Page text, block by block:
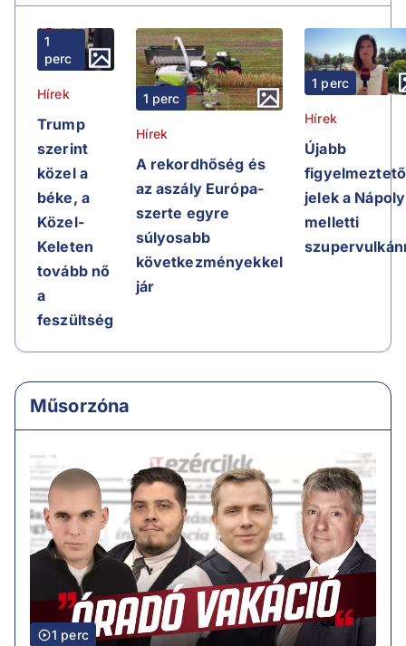
1
perc
Hírek
Trump
szerint
közel a
béke, a
Közel-
Keleten
tovább nő
a
feszültség
1 perc
Hírek
A rekordhőség és
az aszály Európa-
szerte egyre
súlyosabb
következményekkel
jár
1 perc
Hírek
Újabb
figyelmeztető
jelek a Nápoly
melletti
Műsorzóna
1 perc